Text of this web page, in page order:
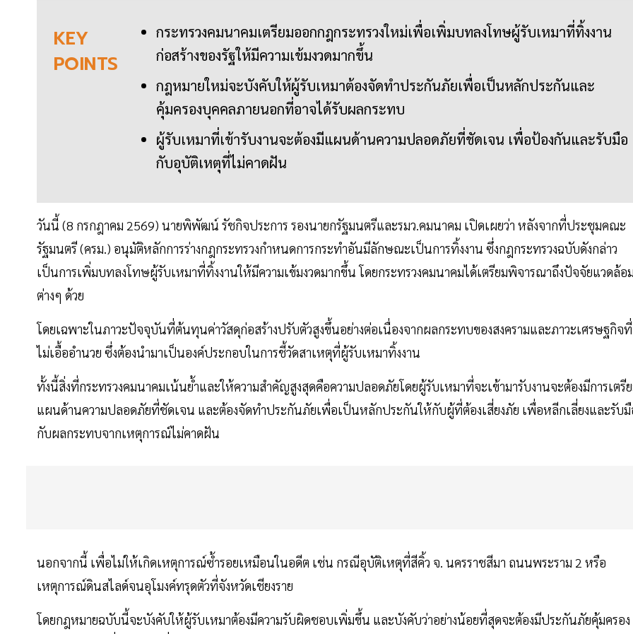
KEY
POINTS
กระทรวงคมนาคมเตรียมออกกฎกระทรวงใหม่เพื่อเพิ่มบทลงโทษผู้รับเหมาที่ทิ้งงาน
ก่อสร้างของรัฐให้มีความเข้มงวดมากขึ้น
กฎหมายใหม่จะบังคับให้ผู้รับเหมาต้องจัดทำประกันภัยเพื่อเป็นหลักประกันและ
คุ้มครองบุคคลภายนอกที่อาจได้รับผลกระทบ
ผู้รับเหมาที่เข้ารับงานจะต้องมีแผนด้านความปลอดภัยที่ชัดเจน เพื่อป้องกันและรับมือ
กับอุบัติเหตุที่ไม่คาดฝัน
วันนี้ (8 กรกฎาคม 2569) นายพิพัฒน์ รัชกิจประการ รองนายกรัฐมนตรีและรมว.คมนาคม เปิดเผยว่า หลังจากที่ประชุมคณะ
รัฐมนตรี (ครม.) อนุมัติหลักการร่างกฎกระทรวงกำหนดการกระทำอันมีลักษณะเป็นการทิ้งงาน ซึ่งกฎกระทรวงฉบับดังกล่าว
เป็นการเพิ่มบทลงโทษผู้รับเหมาที่ทิ้งงานให้มีความเข้มงวดมากขึ้น โดยกระทรวงคมนาคมได้เตรียมพิจารณาถึงปัจจัยแวดล้อ
ต่างๆ ด้วย
โดยเฉพาะในภาวะปัจจุบันที่ต้นทุนค่าวัสดุก่อสร้างปรับตัวสูงขึ้นอย่างต่อเนื่องจากผลกระทบของสงครามและภาวะเศรษฐกิจที่
ไม่เอื้ออำนวย ซึ่งต้องนำมาเป็นองค์ประกอบในการชี้วัดสาเหตุที่ผู้รับเหมาทิ้งงาน
ทั้งนี้สิ่งที่กระทรวงคมนาคมเน้นย้ำและให้ความสำคัญสูงสุดคือความปลอดภัยโดยผู้รับเหมาที่จะเข้ามารับงานจะต้องมีการเตรี
แผนด้านความปลอดภัยที่ชัดเจน และต้องจัดทำประกันภัยเพื่อเป็นหลักประกันให้กับผู้ที่ต้องเสี่ยงภัย เพื่อหลีกเลี่ยงและรับ
กับผลกระทบจากเหตุการณ์ไม่คาดฝัน
นอกจากนี้ เพื่อไม่ให้เกิดเหตุการณ์ซ้ำรอยเหมือนในอดีต เช่น กรณีอุบัติเหตุที่สีคิ้ว จ. นครราชสีมา ถนนพระราม 2 หรือ
เหตุการณ์ดินสไลด์จนอุโมงค์ทรุดตัวที่จังหวัดเชียงราย
โดยกฎหมายฉบับนี้จะบังคับให้ผู้รับเหมาต้องมีความรับผิดชอบเพิ่มขึ้น และบังคับว่าอย่างน้อยที่สุดจะต้องมีประกันภัยคุ้มครอง